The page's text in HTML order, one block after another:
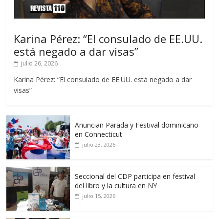
Karina Pérez: “El consulado de EE.UU.
está negado a dar visas”
julio 26, 2026
Karina Pérez: “El consulado de EE.UU. está negado a dar
visas”
Anuncian Parada y Festival dominicano
en Connecticut
julio 23, 2026
Seccional del CDP participa en festival
del libro y la cultura en NY
julio 15, 2026